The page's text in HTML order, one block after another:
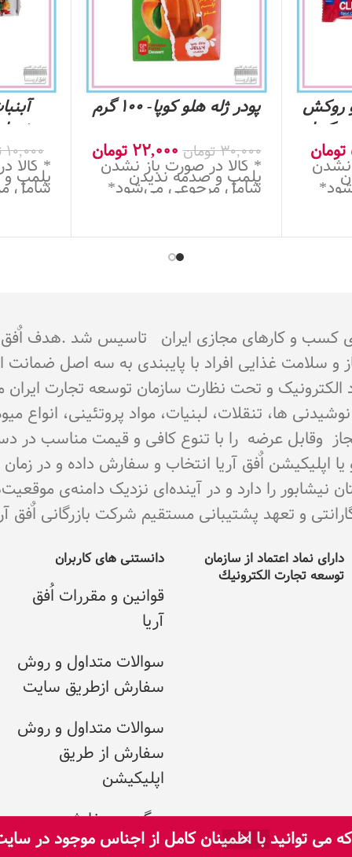
توانید با اطمینان کامل از اجناس موجود در
و روکش
کوپا-
تومان
نشدن
پودر ژله هلو کوپا- 100 گرم
30,000تومان 22,000 تومان
* کالا در صورت باز نشدن
پلمپ و صدمه ندیدن
شامل مرجوعی می‌شود*
نعنایی
10,000
* کالا
پلمپ
شامل
از اتحادیه کشوری کسب و کارهای مجازی ایران تاسیس
و سلامت غذایی افراد با پایبندی به سه اصل
الکترونیک و تحت نظارت سازمان توسعه تجارت
نوشیدنی ها، تنقلات، لبنیات، مواد پروتئینی،
مجاز وقابل عرضه را با تنوع کافی و قیمت مناسب
یا اپلیکیشن اٌفق آریا انتخاب و سفارش داده و در
را دارد و در آینده‌ای نزدیک دامنه‌ی
و تعهد پشتیبانی مستقیم شرکت بازرگانی اٌفق آریا می
دارای نماد اعتماد از سازمان
توسعه تجارت الکترونيك
دانستنی های کاربران
قوانین و مقررات اُفق
آریا
سوالات متداول و روش
سفارش ازطریق سایت
سوالات متداول و روش
سفارش از طریق
اپلیکیشن
پیگیری سفارش